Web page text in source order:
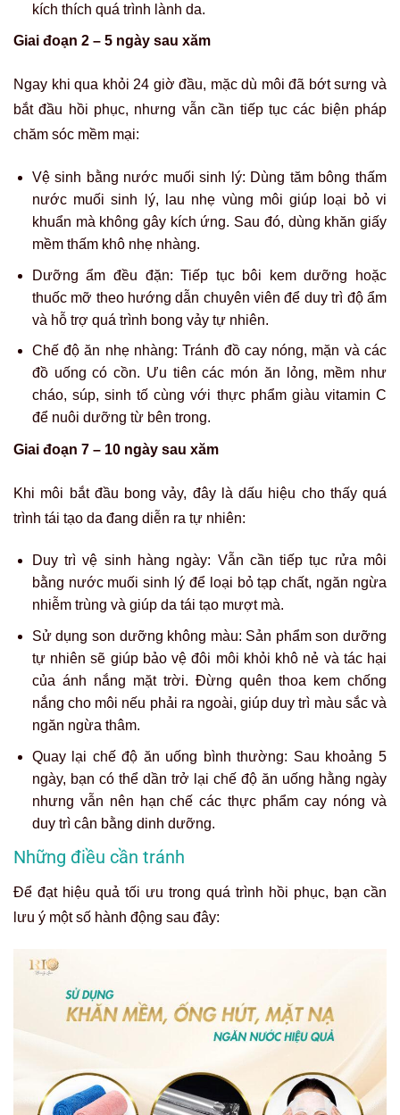
kích thích quá trình lành da.
Giai đoạn 2 – 5 ngày sau xăm
Ngay khi qua khỏi 24 giờ đầu, mặc dù môi đã bớt sưng và
bắt đầu hồi phục, nhưng vẫn cần tiếp tục các biện pháp
chăm sóc mềm mại:
Vệ sinh bằng nước muối sinh lý: Dùng tăm bông thấm
nước muối sinh lý, lau nhẹ vùng môi giúp loại bỏ vi
khuẩn mà không gây kích ứng. Sau đó, dùng khăn giấy
mềm thấm khô nhẹ nhàng.
Dưỡng ẩm đều đặn: Tiếp tục bôi kem dưỡng hoặc
thuốc mỡ theo hướng dẫn chuyên viên để duy trì độ ẩm
và hỗ trợ quá trình bong vảy tự nhiên.
Chế độ ăn nhẹ nhàng: Tránh đồ cay nóng, mặn và các
đồ uống có cồn. Ưu tiên các món ăn lỏng, mềm như
cháo, súp, sinh tố cùng với thực phẩm giàu vitamin C
để nuôi dưỡng từ bên trong.
Giai đoạn 7 – 10 ngày sau xăm
Khi môi bắt đầu bong vảy, đây là dấu hiệu cho thấy quá
trình tái tạo da đang diễn ra tự nhiên:
Duy trì vệ sinh hàng ngày: Vẫn cần tiếp tục rửa môi
bằng nước muối sinh lý để loại bỏ tạp chất, ngăn ngừa
nhiễm trùng và giúp da tái tạo mượt mà.
Sử dụng son dưỡng không màu: Sản phẩm son dưỡng
tự nhiên sẽ giúp bảo vệ đôi môi khỏi khô nẻ và tác hại
của ánh nắng mặt trời. Đừng quên thoa kem chống
nắng cho môi nếu phải ra ngoài, giúp duy trì màu sắc và
ngăn ngừa thâm.
Quay lại chế độ ăn uống bình thường: Sau khoảng 5
ngày, bạn có thể dần trở lại chế độ ăn uống hằng ngày
nhưng vẫn nên hạn chế các thực phẩm cay nóng và
duy trì cân bằng dinh dưỡng.
Những điều cần tránh
Để đạt hiệu quả tối ưu trong quá trình hồi phục, bạn cần
lưu ý một số hành động sau đây: